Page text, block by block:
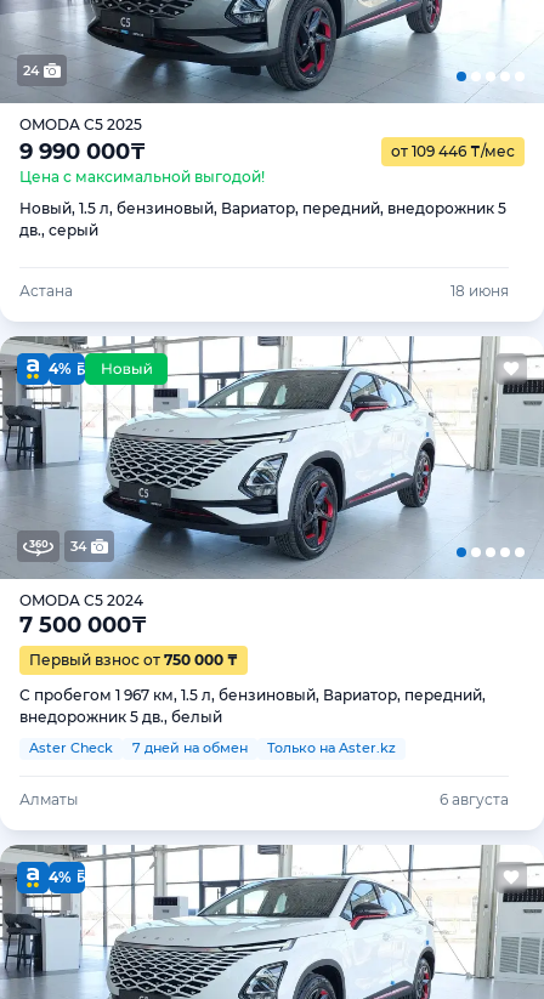
24
OMODA C5 2025
9 990 000₸ от 109 446 ₸/мес
Цена с максимальной выгодой!
Новый, 1.5 л, бензиновый, Вариатор, передний, внедорожник 5
дв., серый
Астана 18 июня
4%
34
OMODA C5 2024
7 500 000₸
Первый взнос от 750 000 ₸
С пробегом 1 967 км, 1.5 л, бензиновый, Вариатор, передний,
внедорожник 5 дв., белый
Aster Check 7 дней на обмен Только на Aster.kz
Алматы 6 августа
4%